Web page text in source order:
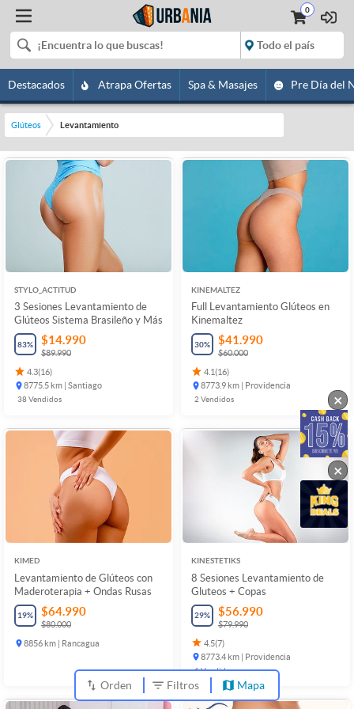
0
Destacados Atrapa Ofertas Spa & Masajes Pre Día del
Glúteos Levantamiento
STYLO_ACTITUD
3 Sesiones Levantamiento de
Glúteos Sistema Brasileño y Más
83% $14.990
$89.990
4.3(16)
8775.5 km | Santiago
38Vendidos
KINEMALTEZ
Full Levantamiento Glúteos en
Kinemaltez
30% $41.990
$60.000
4.1(16)
8773.9 km | Providencia
2 Vendidos
KIMED
Levantamiento de Glúteos con
Maderoterapia + Ondas Rusas
19% $64.990
$80.000
8856 km | Rancagua
KINESTETIKS
8 Sesiones Levantamiento de
Gluteos + Copas
29% $56.990
$79.990
4.5(7)
8773.4 km | Providencia
1Vendidos
Orden Filtros Mapa
×
×